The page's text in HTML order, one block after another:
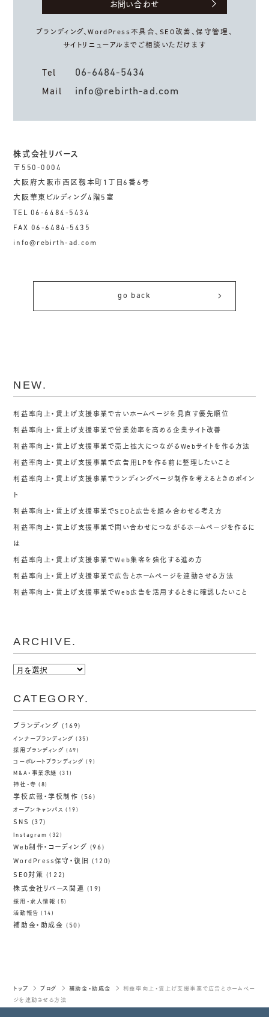
お問い合わせ
ブランディング、WordPress不具合、 SEO改善、保守管理、
サイトリニューアルまでご相談いただけます
Tel 06-6484-5434
Mail info@rebirth-ad.com
株式会社リバース
〒550-0004
大阪府大阪市西区靱本町1丁目6番6号
大阪華東ビルディング4階5室
TEL 06-6484-5434
FAX 06-6484-5435
info@rebirth-ad.com
go back
NEW.
利益率向上・賃上げ支援事業で古いホームページを見直す優先順位
利益率向上・賃上げ支援事業で営業効率を高める企業サイト改善
利益率向上・賃上げ支援事業で売上拡大につながるWebサイトを作る方法
利益率向上・賃上げ支援事業で広告用LPを作る前に整理したいこと
利益率向上・賃上げ支援事業でランディングページ制作を考えるときのポイン
ト
利益率向上・賃上げ支援事業でSEOと広告を組み合わせる考え方
利益率向上・賃上げ支援事業で問い合わせにつながるホームページを作るに
は
利益率向上・賃上げ支援事業でWeb集客を強化する進め方
利益率向上・賃上げ支援事業で広告とホームページを連動させる方法
利益率向上・賃上げ支援事業でWeb広告を活用するときに確認したいこと
ARCHIVE.
ARCHIVE.
CATEGORY.
ブランディング (169)
インナーブランディング (35)
採用ブランディング (69)
コーポレートブランディング (9)
M&A・事業承継 (31)
神社・寺 (8)
学校広報・学校制作 (56)
オープンキャンパス (19)
SNS (37)
Instagram (32)
Web制作・コーディング (96)
WordPress保守・復旧 (120)
SEO対策 (122)
株式会社リバース関連 (19)
採用・求人情報 (5)
活動報告 (14)
補助金・助成金 (50)
トップ ブログ 補助金・助成金 利益率向上・賃上げ支援事業で広告とホームペー
ジを連動させる方法